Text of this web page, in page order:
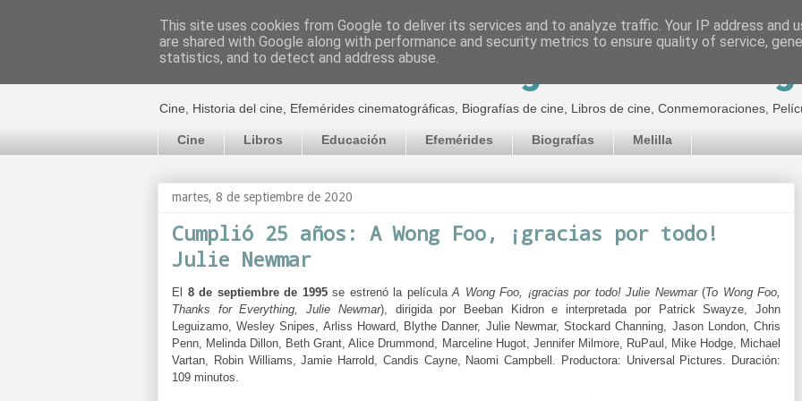
El cultural cinematográfico de Jorge
Cine, Historia del cine, Efemérides cinematográficas, Biografías de cine, Libros de cine, Conmemoraciones,
Cine Libros Educación Efemérides Biografías Melilla
martes, 8 de septiembre de 2020
Cumplió 25 años: A Wong Foo, ¡gracias por todo!
Julie Newmar
El 8 de septiembre de 1995se estrenó la película A Wong Foo, ¡gracias por todo! Julie Newmar(To Wong Foo,
Thanks for Everything, Julie Newmar), dirigida por Beeban Kidron e interpretada por Patrick Swayze, John
Leguizamo, Wesley Snipes, Arliss Howard,
Blythe Danner, Julie Newmar, Stockard Channing, Jason London, Chris
Penn, Melinda Dillon, Beth Grant, Alice Drummond, Marceline Hugot, Jennifer Milmore, RuPaul, Mike Hodge, Michael
Vartan, Robin Williams, Jamie Harrold, Candis Cayne, Naomi Campbell.
Productora: Universal Pictures. Duración:
109 minutos.
This site uses cookies from Google to deliver its services and to analyze traffic. Your IP address and
are shared with Google along with performance and security metrics to ensure quality of service,
statistics, and to detect and address abuse.